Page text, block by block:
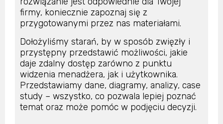
firmy, koniecznie zapoznaj się z
przygotowanymi przez nas materiałami.
Dołożyliśmy starań, by w sposób zwięzły i
przystępny przedstawić możliwości, jakie
daje zdalny dostęp zarówno z punktu
widzenia menadżera, jak i użytkownika.
Przedstawiamy dane, diagramy, analizy, case
study – wszystko, co pozwala lepiej poznać
temat oraz może pomóc w podjęciu decyzji.